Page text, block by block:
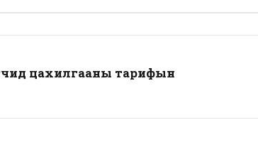
цахилгааны тарифын